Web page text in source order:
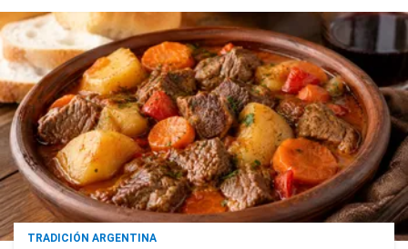
TRADICIÓN ARGENTINA